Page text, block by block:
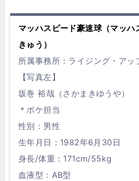
マッハスピード豪速球（マッハ
きゅう）
所属事務所：ライジング・アッ
【写真左】
坂巻 裕哉（さかまきゆうや）
＊ボケ担当
性別：男性
生年月日：1982年6月30日
身長/体重：171cm/55kg
血液型：AB型